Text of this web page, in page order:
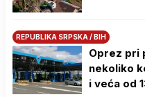
REPUBLIKA SRPSKA / BIH
Oprez pri
nekoliko
i veća od